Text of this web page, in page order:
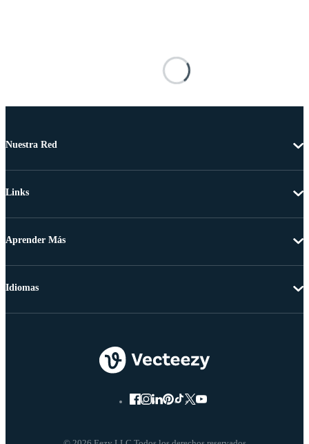
Nuestra Red
Links
Aprender Más
Idiomas